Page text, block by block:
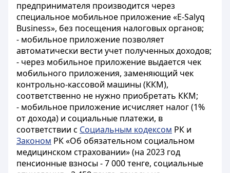
предпринимателя производится через
специальное мобильное приложение «E-Salyq
Business», без посещения налоговых органов;
- мобильное приложение позволяет
автоматически вести учет полученных доходов;
- через мобильное приложение выдается чек
мобильного приложения, заменяющий чек
контрольно-кассовой машины (ККМ),
соответственно не нужно приобретать ККМ;
- мобильное приложение исчисляет налог (1%
от дохода) и социальные платежи, в
соответствии с Социальным кодексом РК и
Законом РК «Об обязательном социальном
медицинском страховании» (на 2023 год
пенсионные взносы - 7 000 тенге, социальные